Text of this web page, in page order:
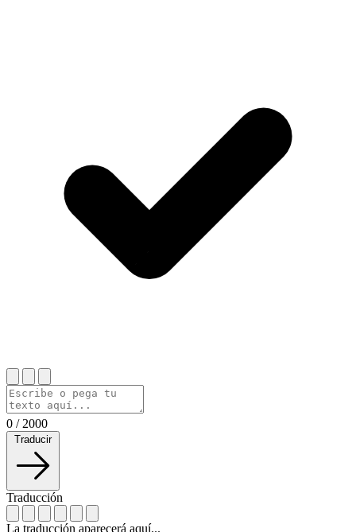
0 / 2000
Traducir
Traducción
La traducción aparecerá aquí...